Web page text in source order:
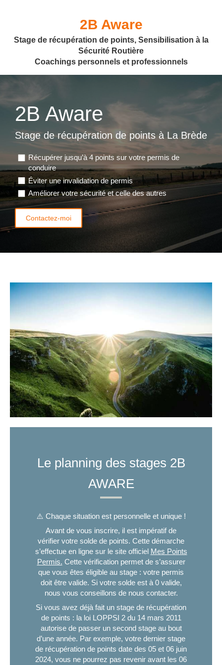
2B Aware
Stage de récupération de points, Sensibilisation à la
Sécurité Routière
Coachings personnels et professionnels
2B Aware
Stage de récupération de points à La Brède
Récupérer jusqu’à 4 points sur votre permis de
conduire
Éviter une invalidation de permis
Améliorer votre sécurité et celle des autres
Contactez-moi
Le planning des stages 2B
AWARE
⚠️ Chaque situation est personnelle et unique !
Avant de vous inscrire, il est impératif de
vérifier votre solde de points. Cette démarche
s’effectue en ligne sur le site officiel Mes Points
Permis. Cette vérification permet de s’assurer
que vous êtes éligible au stage : votre permis
doit être valide. Si votre solde est à 0 valide,
nous vous conseillons de nous contacter.
Si vous avez déjà fait un stage de récupération
de points : la loi LOPPSI 2 du 14 mars 2011
autorise de passer un second stage au bout
d’une année. Par exemple, votre dernier stage
de récupération de points date des 05 et 06 juin
2024, vous ne pourrez pas revenir avant les 06